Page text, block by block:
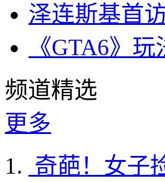
泽连斯基首
《GTA6》
频道精选
更多
奇葩！女子